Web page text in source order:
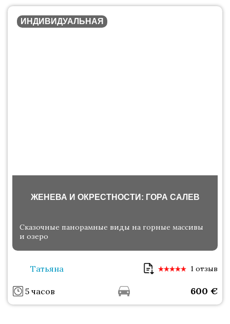
ИНДИВИДУАЛЬНАЯ
ЖЕНЕВА И ОКРЕСТНОСТИ: ГОРА САЛЕВ
Сказочные панорамные виды на горные массивы
и озеро
Татьяна 1 отзыв
5 часов 600 €